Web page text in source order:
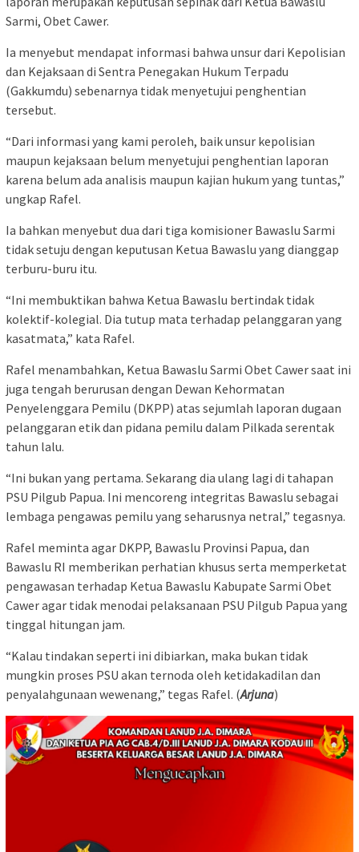
Sarmi, Obet Cawer.
Ia menyebut mendapat informasi bahwa unsur dari Kepolisian
dan Kejaksaan di Sentra Penegakan Hukum Terpadu
(Gakkumdu) sebenarnya tidak menyetujui penghentian
tersebut.
“Dari informasi yang kami peroleh, baik unsur kepolisian
maupun kejaksaan belum menyetujui penghentian laporan
karena belum ada analisis maupun kajian hukum yang tuntas,”
ungkap Rafel.
Ia bahkan menyebut dua dari tiga komisioner Bawaslu Sarmi
tidak setuju dengan keputusan Ketua Bawaslu yang dianggap
terburu-buru itu.
“Ini membuktikan bahwa Ketua Bawaslu bertindak tidak
kolektif-kolegial. Dia tutup mata terhadap pelanggaran yang
kasatmata,” kata Rafel.
Rafel menambahkan, Ketua Bawaslu Sarmi Obet Cawer saat ini
juga tengah berurusan dengan Dewan Kehormatan
Penyelenggara Pemilu (DKPP) atas sejumlah laporan dugaan
pelanggaran etik dan pidana pemilu dalam Pilkada serentak
tahun lalu.
“Ini bukan yang pertama. Sekarang dia ulang lagi di tahapan
PSU Pilgub Papua. Ini mencoreng integritas Bawaslu sebagai
lembaga pengawas pemilu yang seharusnya netral,” tegasnya.
Rafel meminta agar DKPP, Bawaslu Provinsi Papua, dan
Bawaslu RI memberikan perhatian khusus serta memperketat
pengawasan terhadap Ketua Bawaslu Kabupate Sarmi Obet
Cawer agar tidak menodai pelaksanaan PSU Pilgub Papua yang
tinggal hitungan jam.
“Kalau tindakan seperti ini dibiarkan, maka bukan tidak
mungkin proses PSU akan ternoda oleh ketidakadilan dan
penyalahgunaan wewenang,” tegas Rafel. (Arjuna)